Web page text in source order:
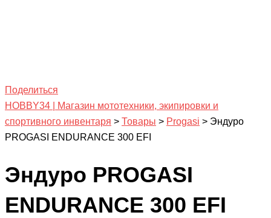
Поделиться
HOBBY34 | Магазин мототехники, экипировки и
спортивного инвентаря > Товары > Progasi > Эндуро
PROGASI ENDURANCE 300 EFI
Эндуро PROGASI
ENDURANCE 300 EFI